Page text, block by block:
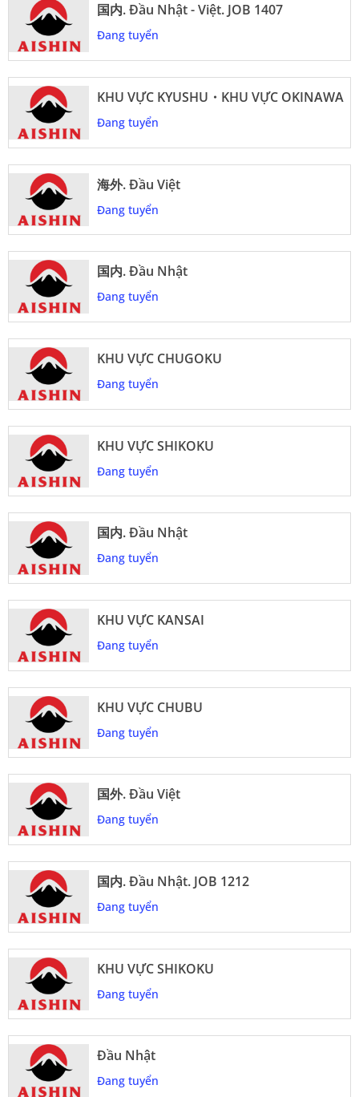
国内. Đầu Nhật - Việt. JOB 1407
Đang tuyển
KHU VỰC KYUSHU・KHU VỰC OKINAWA
Đang tuyển
海外. Đầu Việt
Đang tuyển
国内. Đầu Nhật
Đang tuyển
KHU VỰC CHUGOKU
Đang tuyển
KHU VỰC SHIKOKU
Đang tuyển
国内. Đầu Nhật
Đang tuyển
KHU VỰC KANSAI
Đang tuyển
KHU VỰC CHUBU
Đang tuyển
国外. Đầu Việt
Đang tuyển
国内. Đầu Nhật. JOB 1212
Đang tuyển
KHU VỰC SHIKOKU
Đang tuyển
Đầu Nhật
Đang tuyển